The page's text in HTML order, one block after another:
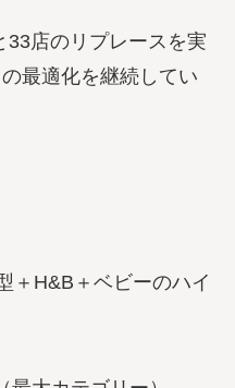
33店のリプレースを実
最適化を継続してい
＋H&B＋ベビーのハイ